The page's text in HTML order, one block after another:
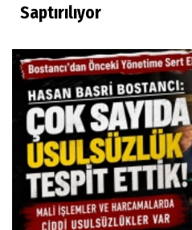
Saptırılıyor